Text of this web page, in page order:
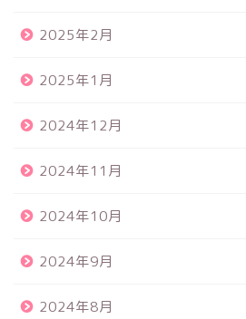
2025年2月
2025年1月
2024年12月
2024年11月
2024年10月
2024年9月
2024年8月